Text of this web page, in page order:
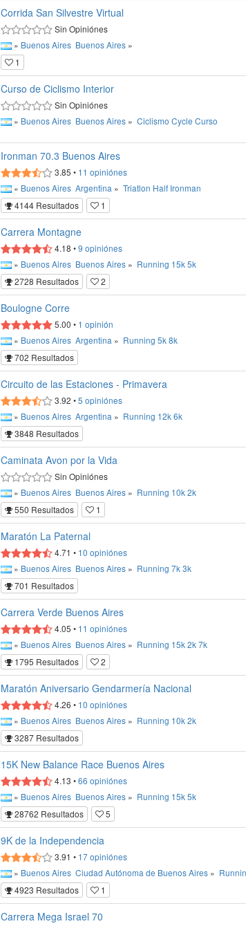
Corrida San Silvestre Virtual
Sin Opiniónes
» Buenos Aires Buenos Aires»
1
Curso de Ciclismo Interior
Sin Opiniónes
» Buenos Aires Buenos Aires» Ciclismo Cycle Curso
Ironman 70.3 Buenos Aires
3.85 • 11 opiniónes
» Buenos Aires Argentina » Triatlon Half Ironman
4144 Resultados
1
Carrera Montagne
4.18 •9 opiniónes
» Buenos Aires Buenos Aires» Running 15k 5k
2728 Resultados
2
Boulogne Corre
5.00 • 1 opinión
» Buenos Aires Argentina » Running 5k 8k
702 Resultados
Circuito de las Estaciones - Primavera
3.92 •5 opiniónes
» Buenos Aires Argentina » Running 12k 6k
3848 Resultados
Caminata Avon por la Vida
Sin Opiniónes
» Buenos Aires Buenos Aires» Running 10k 2k
550 Resultados
1
Maratón La Paternal
4.71 • 10 opiniónes
» Buenos Aires Buenos Aires» Running 7k 3k
701 Resultados
Carrera Verde Buenos Aires
4.05 • 11 opiniónes
» Buenos Aires Buenos Aires» Running 15k 2k 7k
1795 Resultados
2
Maratón Aniversario Gendarmería Nacional
4.26 • 10 opiniónes
» Buenos Aires Buenos Aires» Running 10k 2k
3287 Resultados
15K New Balance Race Buenos Aires
4.13 •66 opiniónes
» Buenos Aires Buenos Aires» Running 15k 5k
28762 Resultados
5
9K de la Independencia
3.91 • 17opiniónes
» Buenos Aires Ciudad Autónoma de Buenos Aires»
4923 Resultados
1
Carrera Mega Israel 70